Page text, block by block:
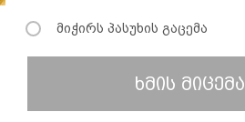
მიჭირს პასუხის გაცემა
ხმის მიცემა